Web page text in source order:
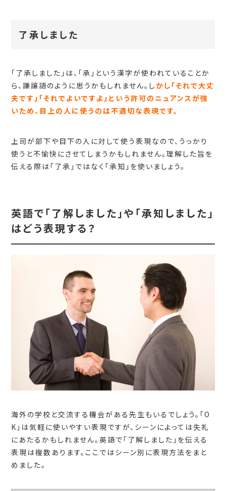
了承しました
「了承しました」は、「承」という漢字が使われていることか
ら、謙譲語のように思うかもしれません。し かし「それで大丈
夫です」「それでよいですよ」という許可のニュアンスが強
いため、目上の人に使うのは不適切な表現です。
上司が部下や目下の人に対して使う表現なので、うっかり
使うと不愉快にさせてしまうかもしれません。理解した旨を
伝える際は「了承」ではなく「承知」を使いましょう。
英語で「了解しました」や「承知しました」
はどう表現する？
海外の学校と交流する機会がある先生もいるでしょう。「O
K」は気軽に使いやすい表現ですが、シーンによっては失礼
にあたるかもしれません。英語で「了解しました」を伝える
表現は複数あります。ここではシーン別に表現方法をまと
めました。